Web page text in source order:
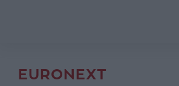
EURONEXT